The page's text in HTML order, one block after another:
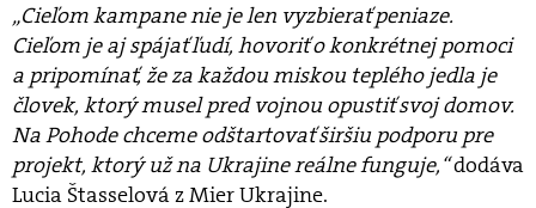
„Cieľom kampane nie je len vyzbierať peniaze.
Cieľom je aj spájať ľudí, hovoriť o konkrétnej pomoci
a pripomínať, že za každou miskou teplého jedla je
človek, ktorý musel pred vojnou opustiť svoj domov.
Na Pohode chceme odštartovať širšiu podporu pre
projekt, ktorý už na Ukrajine reálne funguje,“dodáva
Lucia Štasselová z Mier Ukrajine.